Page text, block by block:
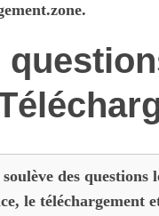
.
des
le téléchargement